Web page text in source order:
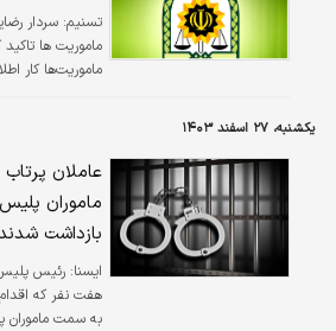
تسنیم: سردار
ماموریت ها
ماموریت‌ها کار
اقدامات عملیاتی
یکشنبه، ۲۷ اسفند ۱۴۰۳
عاملان
ماموران
بازداشت
ايسنا: رئیس
هفت نفر که
به سمت